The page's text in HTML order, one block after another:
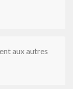
aux autres